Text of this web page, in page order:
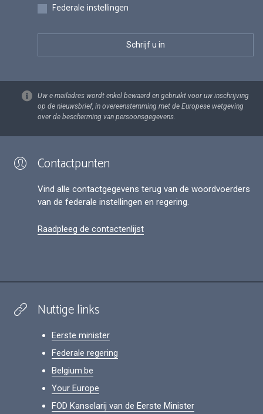
Federale instellingen
Uw e-mailadres wordt enkel bewaard en gebruikt voor uw inschrijving
op de nieuwsbrief, in overeenstemming met de Europese wetgeving
over de bescherming van persoonsgegevens.
Contactpunten
Vind alle contactgegevens terug van de woordvoerders
van de federale instellingen en regering.
Raadpleeg de contactenlijst
Nuttige links
Eerste minister
Federale regering
Belgium.be
Your Europe
FOD Kanselarij van de Eerste Minister